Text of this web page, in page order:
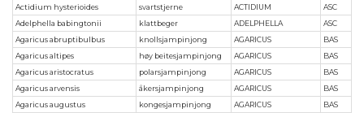
Actidium hysterioides
svartstjerne ACTIDIUM
ASC
Adelphella babingtonii
klattbeger ADELPHELLA
ASC
Agaricus abruptibulbus
knollsjampinjong AGARICUS
BAS
Agaricus altipes
høy beitesjampinjong AGARICUS
BAS
Agaricus aristocratus
polarsjampinjong AGARICUS
BAS
Agaricus arvensis
åkersjampinjong AGARICUS
BAS
Agaricus augustus
kongesjampinjong AGARICUS
BAS